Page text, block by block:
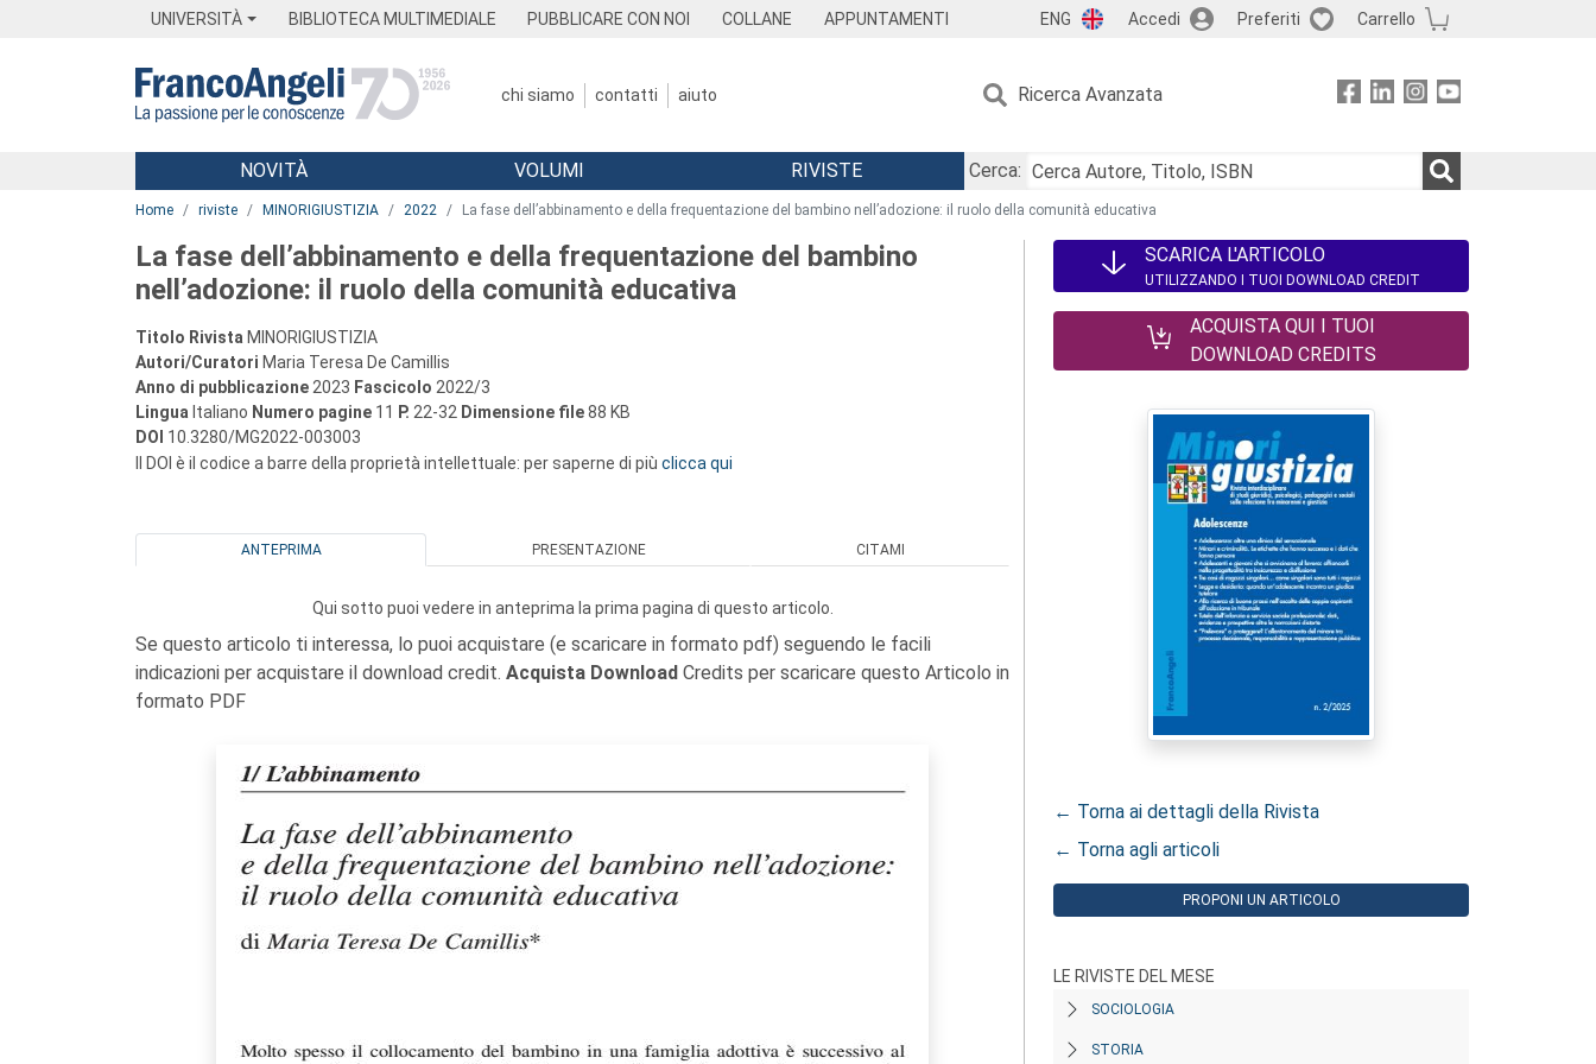
UNIVERSITÀ BIBLIOTECA MULTIMEDIALE PUBBLICARE CON NOI COLLANE APPUNTAMENTI ENG Accedi Preferiti Carrello
chi siamo contatti aiuto Ricerca Avanzata
Menu
NOVITÀ VOLUMI RIVISTE
Cerca:
Home riviste MINORIGIUSTIZIA 2022 La fase dell’abbinamento e della frequentazione del bambino nell’adozione: il ruolo della comunità educativa
La fase dell’abbinamento e della frequentazione del bambino
nell’adozione: il ruolo della comunità educativa
Titolo Rivista MINORIGIUSTIZIA
Autori/Curatori Maria Teresa De Camillis
Anno di pubblicazione 2023 Fascicolo 2022/3
Lingua Italiano Numero pagine 11 P. 22-32 Dimensione file88 KB
DOI 10.3280/MG2022-003003
Il DOI è il codice a barre della proprietà intellettuale: per saperne di più clicca qui
ANTEPRIMA PRESENTAZIONE CITAMI
Qui sotto puoi vedere in anteprima la prima pagina di questo articolo.
Se questo articolo ti interessa, lo puoi acquistare (e scaricare in formato pdf) seguendo le facili
indicazioni per acquistare il download credit. Acquista Download Credits per scaricare questo Articolo in
formato PDF
SCARICA L'ARTICOLO
UTILIZZANDO I TUOI DOWNLOAD CREDIT
ACQUISTA QUI I TUOI
DOWNLOAD CREDITS
← Torna ai dettagli della Rivista
← Torna agli articoli
PROPONI UN ARTICOLO
LE RIVISTE DEL MESE
SOCIOLOGIA
STORIA